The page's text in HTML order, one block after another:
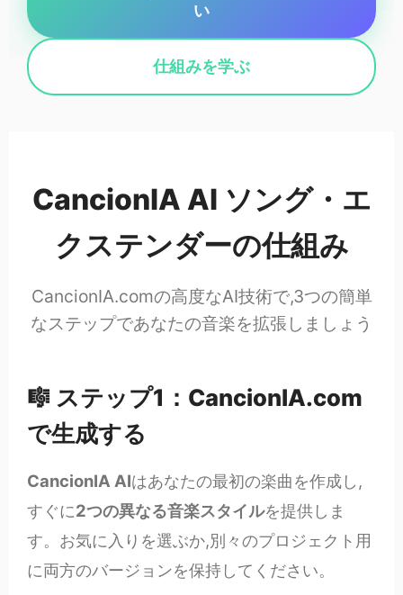
い
仕組みを学ぶ
CancionIA AI ソング・エ
クステンダーの仕組み
CancionIA.comの高度なAI技術で,3つの簡単
なステップであなたの音楽を拡張しましょう
🎼 ステップ1：CancionIA.com
で生成する
CancionIA AIはあなたの最初の楽曲を作成し,
すぐに2つの異なる音楽スタイルを提供しま
す。お気に入りを選ぶか,別々のプロジェクト用
に両方のバージョンを保持してください。